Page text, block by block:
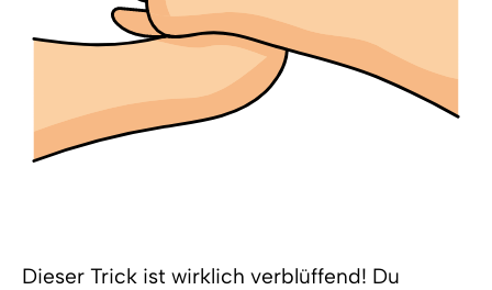
Dieser Trick ist wirklich verblüffend! Du